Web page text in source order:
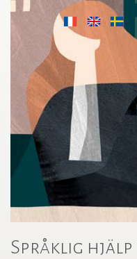
Språklig